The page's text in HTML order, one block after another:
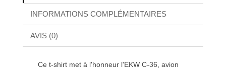
INFORMATIONS COMPLÉMENTAIRES
AVIS (0)
Ce t-shirt met à l'honneur l'EKW C-36, avion